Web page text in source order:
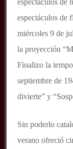
espectáculos de
miércoles 9 de
la proyección
Finalizo la
septiembre de
divierte” y
Sin poderlo
verano ofreció